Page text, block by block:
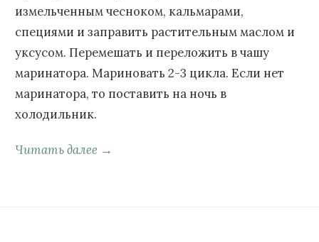
измельченным чесноком, кальмарами,
специями и заправить растительным маслом и
уксусом. Перемешать и переложить в чашу
маринатора. Мариновать 2-3 цикла. Если нет
маринатора, то поставить на ночь в
холодильник.
Читать далее →